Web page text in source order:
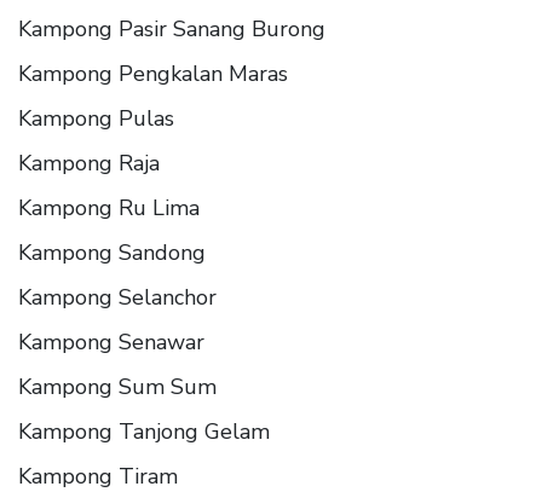
Kampong Pasir Sanang Burong
Kampong Pengkalan Maras
Kampong Pulas
Kampong Raja
Kampong Ru Lima
Kampong Sandong
Kampong Selanchor
Kampong Senawar
Kampong Sum Sum
Kampong Tanjong Gelam
Kampong Tiram